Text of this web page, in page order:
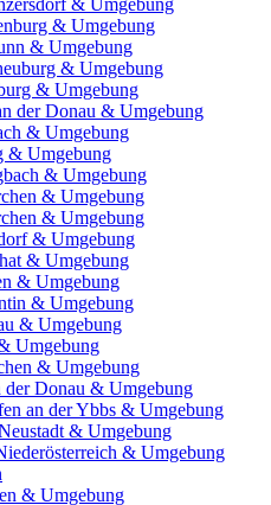
& Umgebung
& Umgebung
& Umgebung
& Umgebung
& Umgebung
der Donau & Umgebung
& Umgebung
& Umgebung
& Umgebung
& Umgebung
& Umgebung
& Umgebung
& Umgebung
& Umgebung
& Umgebung
& Umgebung
Umgebung
& Umgebung
der Donau & Umgebung
an der Ybbs & Umgebung
& Umgebung
& Umgebung
& Umgebung